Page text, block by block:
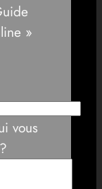
»
vous